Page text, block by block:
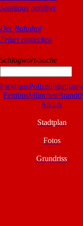
Sonntags geöffnet
Der Bahnhof
Erfurt entdecken
Schlagwort-Suche
ParkhausPolizei
FernbusMünchenBrandt
Archiv
Stadtplan
Fotos
Grundriss